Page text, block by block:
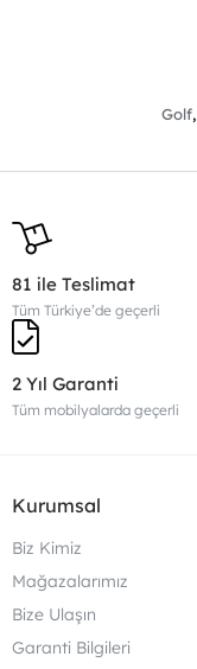
Golf,
81 ile Teslimat
Tüm Türkiye’de geçerli
2 Yıl Garanti
Tüm mobilyalarda geçerli
Kurumsal
Biz Kimiz
Mağazalarımız
Bize Ulaşın
Garanti Bilgileri